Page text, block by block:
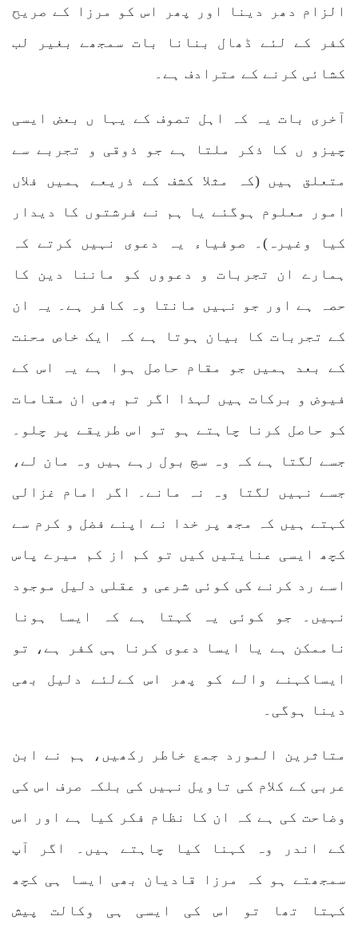
الزام دھر دینا اور پھر اس کو مرزا کے صریح
کفر کے لئے ڈھال بنانا بات سمجھے بغیر لب
کشائی کرنے کے مترادف ہے۔
آخری بات یہ کہ اہل تصوف کے یہا ں بعض ایسی
چیزو ں کا ذکر ملتا ہے جو ذوقی و تجربے سے
متعلق ہیں (کہ مثلا کشف کے ذریعے ہمیں فلاں
امور معلوم ہوگئے یا ہم نے فرشتوں کا دیدار
کیا وغیرہ)۔ صوفیاء یہ دعوی نہیں کرتے کہ
ہمارے ان تجربات و دعووں کو ماننا دین کا
حصہ ہے اور جو نہیں مانتا وہ کافر ہے۔ یہ ان
کے تجربات کا بیان ہوتا ہے کہ ایک خاص محنت
کے بعد ہمیں جو مقام حاصل ہوا ہے یہ اس کے
فیوض و برکات ہیں لہذا اگر تم بھی ان مقامات
کو حاصل کرنا چاہتے ہو تو اس طریقے پر چلو۔
جسے لگتا ہے کہ وہ سچ بول رہے ہیں وہ مان لے،
جسے نہیں لگتا وہ نہ مانے۔ اگر امام غزالی
کہتے ہیں کہ مجھ پر خدا نے اپنے فضل و کرم سے
کچھ ایسی عنایتیں کیں تو کم از کم میرے پاس
اسے رد کرنے کی کوئی شرعی و عقلی دلیل موجود
نہیں۔ جو کوئی یہ کہتا ہے کہ ایسا ہونا
ناممکن ہے یا ایسا دعوی کرنا ہی کفر ہے، تو
ایساکہنے والے کو پھر اس کےلئے دلیل بھی
دینا ہوگی۔
متاثرین المورد جمع خاطر رکھیں، ہم نے ابن
عربی کے کلام کی تاویل نہیں کی بلکہ صرف اس کی
وضاحت کی ہے کہ ان کا نظام فکر کیا ہے اور اس
کے اندر وہ کہنا کیا چاہتے ہیں۔ اگر آپ
سمجھتے ہو کہ مرزا قادیان بھی ایسا ہی کچھ
کہتا تھا تو اس کی ایسی ہی وکالت پیش